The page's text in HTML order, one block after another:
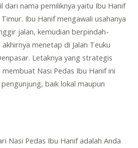
dari nama pemiliknya yaitu Ibu Hanif
Ibu Hanif mengawali usahanya
jalan, kemudian berpindah-
menetap di Jalan Teuku
Letaknya yang strategis
Nasi Pedas Ibu Hanif ini
baik lokal maupun
Nasi Pedas Ibu Hanif adalah Anda